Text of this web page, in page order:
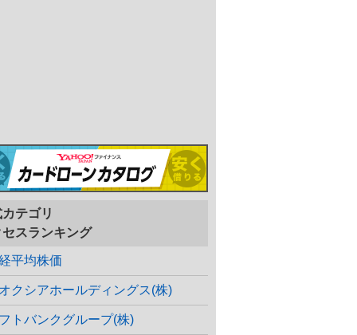
テゴリ
スランキング
平均株価
クシアホールディングス(株)
トバンクグループ(株)